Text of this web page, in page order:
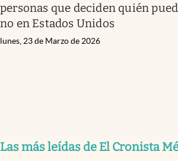
personas que deciden quién
no en Estados Unidos
lunes, 23 de Marzo de 2026
Las más leídas de El Cronista